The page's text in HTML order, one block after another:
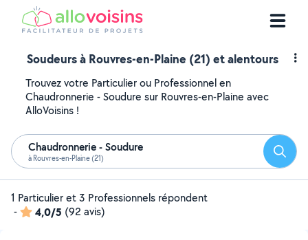
Soudeurs à Rouvres-en-Plaine (21) et alentours
Trouvez votre Particulier ou Professionnel en
Chaudronnerie - Soudure sur Rouvres-en-Plaine avec
AlloVoisins !
Chaudronnerie - Soudure
à Rouvres-en-Plaine (21)
1 Particulier et 3 Professionnels répondent
-
4,0/5 (92 avis)